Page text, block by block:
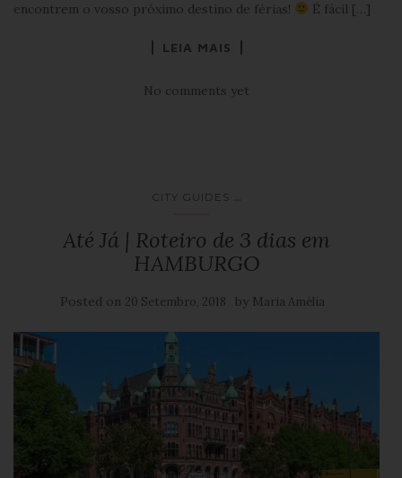
encontrem o vosso próximo destino de férias!
É fácil […]
LEIA MAIS
No comments yet
CITY GUIDES ...
Até Já | Roteiro de 3 dias em
HAMBURGO
Posted on 20 Setembro, 2018 by Maria Amélia